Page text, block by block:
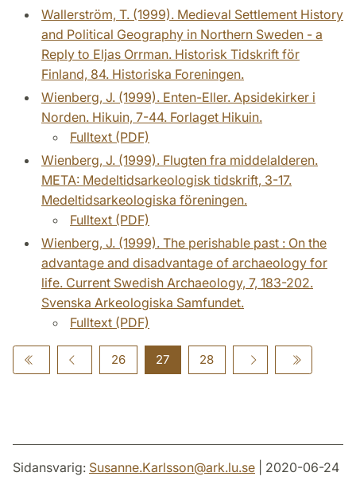
Wallerström, T. (1999). Medieval Settlement History
and Political Geography in Northern Sweden - a
Reply to Eljas Orrman. Historisk Tidskrift för
Finland, 84. Historiska Foreningen.
Wienberg, J. (1999). Enten-Eller. Apsidekirker i
Norden. Hikuin, 7-44. Forlaget Hikuin.
Fulltext (PDF)
Wienberg, J. (1999). Flugten fra middelalderen.
META: Medeltidsarkeologisk tidskrift, 3-17.
Medeltidsarkeologiska föreningen.
Fulltext (PDF)
Wienberg, J. (1999). The perishable past : On the
advantage and disadvantage of archaeology for
life. Current Swedish Archaeology, 7, 183-202.
Svenska Arkeologiska Samfundet.
Fulltext (PDF)
26 27 28
Sidansvarig: Susanne.Karlsson@ark.lu.se | 2020-06-24